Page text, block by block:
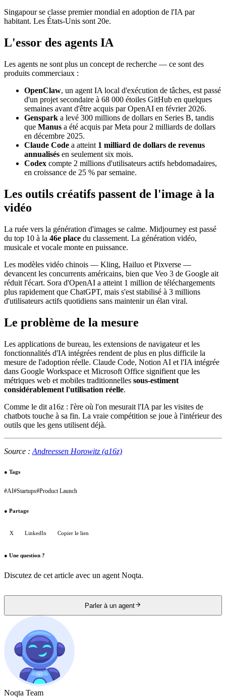
Singapour se classe premier mondial en adoption de l'IA par
habitant. Les États-Unis sont 20e.
L'essor des agents IA
Les agents ne sont plus un concept de recherche — ce sont des
produits commerciaux :
OpenClaw, un agent IA local d'exécution de tâches, est passé
d'un projet secondaire à 68 000 étoiles GitHub en quelques
semaines avant d'être acquis par OpenAI en février 2026.
Genspark a levé 300 millions de dollars en Series B, tandis
que Manus a été acquis par Meta pour 2 milliards de dollars
en décembre 2025.
Claude Code a atteint 1 milliard de dollars de revenus
annualisés en seulement six mois.
Codex compte 2 millions d'utilisateurs actifs hebdomadaires,
en croissance de 25 % par semaine.
Les outils créatifs passent de l'image à la
vidéo
La ruée vers la génération d'images se calme. Midjourney est passé
du top 10 à la 46e place du classement. La génération vidéo,
musicale et vocale monte en puissance.
Les modèles vidéo chinois — Kling, Hailuo et Pixverse —
devancent les concurrents américains, bien que Veo 3 de Google ait
réduit l'écart. Sora d'OpenAI a atteint 1 million de téléchargements
plus rapidement que ChatGPT, mais s'est stabilisé à 3 millions
d'utilisateurs actifs quotidiens sans maintenir un élan viral.
Le problème de la mesure
Les applications de bureau, les extensions de navigateur et les
fonctionnalités d'IA intégrées rendent de plus en plus difficile la
mesure de l'adoption réelle. Claude Code, Notion AI et l'IA intégrée
dans Google Workspace et Microsoft Office signifient que les
métriques web et mobiles traditionnelles sous-estiment
considérablement l'utilisation réelle.
Comme le dit a16z : l'ère où l'on mesurait l'IA par les visites de
chatbots touche à sa fin. La vraie compétition se joue à l'intérieur des
outils que les gens utilisent déjà.
Source : Andreessen Horowitz (a16z)
● Tags
#AI#Startups#Product Launch
● Partage
X LinkedIn Copier le lien
● Une question ?
Discutez de cet article avec un agent Noqta.
Parler à un agent
Noqta Team